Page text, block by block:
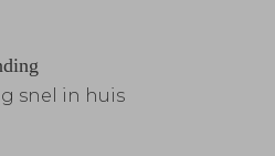
snel in huis